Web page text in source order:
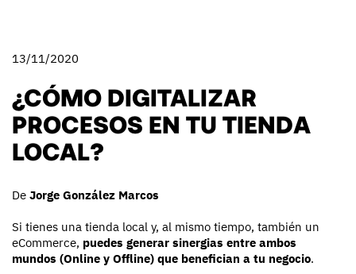
13/11/2020
¿CÓMO DIGITALIZAR
PROCESOS EN TU TIENDA
LOCAL?
De Jorge González Marcos
Si tienes una tienda local y, al mismo tiempo, también un
eCommerce, puedes generar sinergias entre ambos
mundos (Online y Offline) que benefician a tu negocio.